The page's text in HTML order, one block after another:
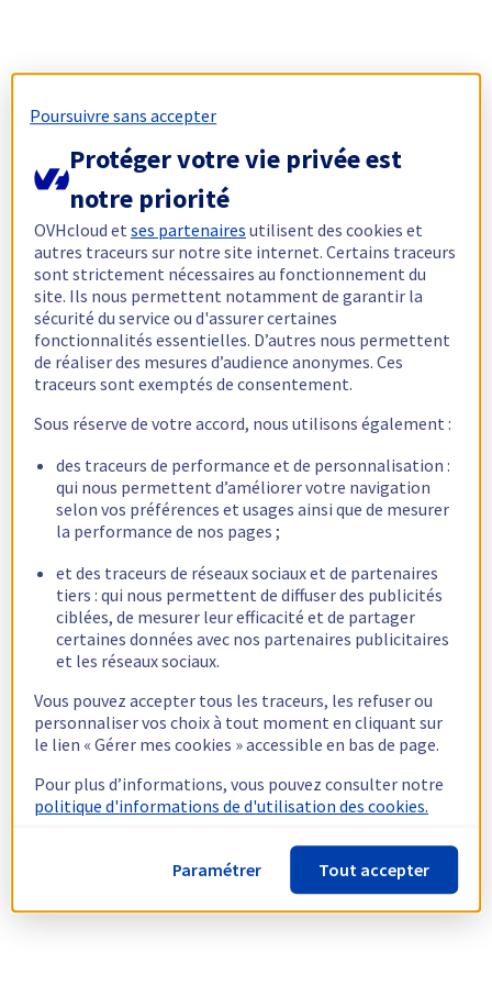
Poursuivre sans accepter
Protéger votre vie privée est
notre priorité
OVHcloud etses partenaires utilisent des cookies et
autres traceurs sur notre site internet. Certains traceurs
sont strictement nécessaires au fonctionnement du
site. Ils nous permettent notamment de garantir la
sécurité du service ou d'assurer certaines
fonctionnalités essentielles. D’autres nous permettent
de réaliser des mesures d’audience anonymes. Ces
traceurs sont exemptés de consentement.
Sous réserve de votre accord, nous utilisons également :
des traceurs de performance et de personnalisation :
qui nous permettent d’améliorer votre navigation
selon vos préférences et usages ainsi que de mesurer
la performance de nos pages ;
et des traceurs de réseaux sociaux et de partenaires
tiers : qui nous permettent de diffuser des publicités
ciblées, de mesurer leur efficacité et de partager
certaines données avec nos partenaires publicitaires
et les réseaux sociaux.
Vous pouvez accepter tous les traceurs, les refuser ou
personnaliser vos choix à tout moment en cliquant sur
le lien « Gérer mes cookies » accessible en bas de page.
Pour plus d’informations, vous pouvez consulter notre
politique d'informations de d'utilisation des cookies.
Paramétrer Tout accepter